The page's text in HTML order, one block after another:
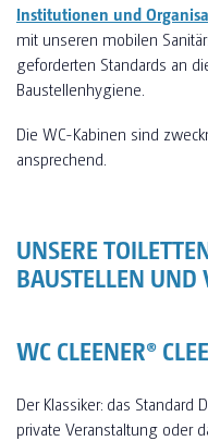
Institutionen und
mit unseren mobilen
geforderten Standards an
Baustellenhygiene.
Die WC-Kabinen sind
ansprechend.
UNSERE
BAUSTELLEN UND
WC CLEENER®
Der Klassiker: das Standard
private Veranstaltung oder